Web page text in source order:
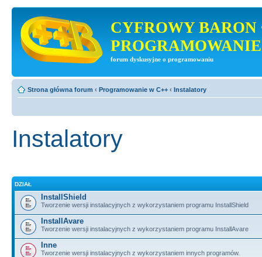
CYFROWY BARON
PROGRAMOWANIE
forum dyskusyjne o programowaniu
Strona główna forum ‹ Programowanie w C++ ‹ Instalatory
Instalatory
DZIAŁ
InstallShield
Tworzenie wersji instalacyjnych z wykorzystaniem programu InstallShield
InstallAvare
Tworzenie wersji instalacyjnych z wykorzystaniem programu InstallAvare
Inne
Tworzenie wersji instalacyjnych z wykorzystaniem innych programów.